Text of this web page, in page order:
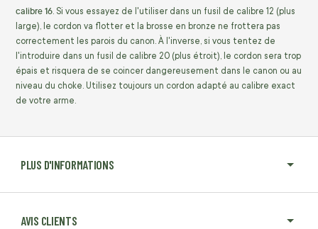
PLUS D'INFORMATIONS
AVIS CLIENTS
calibre 16. Si vous essayez de l'utiliser dans un fusil de calibre 12 (plus
large), le cordon va flotter et la brosse en bronze ne frottera pas
correctement les parois du canon. À l'inverse, si vous tentez de
l'introduire dans un fusil de calibre 20 (plus étroit), le cordon sera trop
épais et risquera de se coincer dangereusement dans le canon ou au
niveau du choke. Utilisez toujours un cordon adapté au calibre exact
de votre arme.